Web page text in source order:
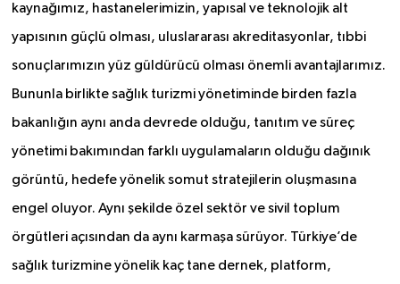
kaynağımız, hastanelerimizin, yapısal ve teknolojik alt
yapısının güçlü olması, uluslararası akreditasyonlar, tıbbi
sonuçlarımızın yüz güldürücü olması önemli avantajlarımız.
Bununla birlikte sağlık turizmi yönetiminde birden fazla
bakanlığın aynı anda devrede olduğu, tanıtım ve süreç
yönetimi bakımından farklı uygulamaların olduğu dağınık
görüntü, hedefe yönelik somut stratejilerin oluşmasına
engel oluyor. Aynı şekilde özel sektör ve sivil toplum
örgütleri açısından da aynı karmaşa sürüyor. Türkiye’de
sağlık turizmine yönelik kaç tane dernek, platform,